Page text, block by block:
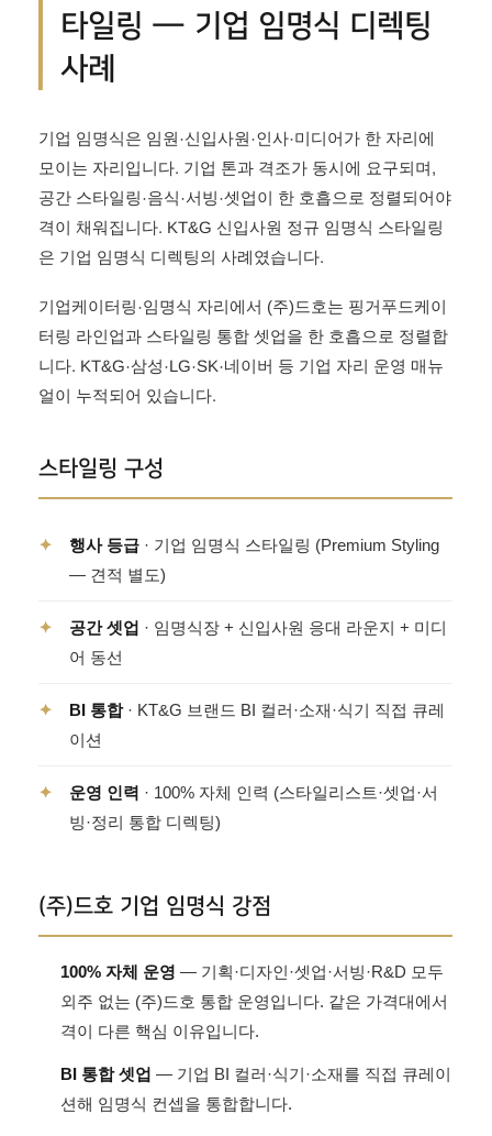
타일링 — 기업 임명식 디렉팅
사례
기업 임명식은 임원·신입사원·인사·미디어가 한 자리에
모이는 자리입니다. 기업 톤과 격조가 동시에 요구되며,
공간 스타일링·음식·서빙·셋업이 한 호흡으로 정렬되어야
격이 채워집니다. KT&G 신입사원 정규 임명식 스타일링
은 기업 임명식 디렉팅의 사례였습니다.
기업케이터링·임명식 자리에서 (주)드호는 핑거푸드케이
터링 라인업과 스타일링 통합 셋업을 한 호흡으로 정렬합
니다. KT&G·삼성·LG·SK·네이버 등 기업 자리 운영 매뉴
얼이 누적되어 있습니다.
스타일링 구성
✦ 행사 등급 · 기업 임명식 스타일링 (Premium Styling
— 견적 별도)
✦ 공간 셋업 · 임명식장 + 신입사원 응대 라운지 + 미디
어 동선
✦ BI 통합· KT&G 브랜드 BI 컬러·소재·식기 직접 큐레
이션
✦ 운영 인력 · 100% 자체 인력 (스타일리스트·셋업·서
빙·정리 통합 디렉팅)
(주)드호 기업 임명식 강점
100% 자체 운영 — 기획·디자인·셋업·서빙·R&D 모두
외주 없는 (주)드호 통합 운영입니다. 같은 가격대에서
격이 다른 핵심 이유입니다.
BI 통합 셋업 — 기업 BI 컬러·식기·소재를 직접 큐레이
션해 임명식 컨셉을 통합합니다.